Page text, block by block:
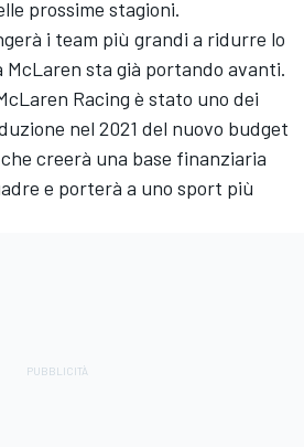
prossime stagioni.
i team più grandi a ridurre lo
sta già portando avanti.
Racing è stato uno dei
nel 2021 del nuovo budget
creerà una base finanziaria
e porterà a uno sport più